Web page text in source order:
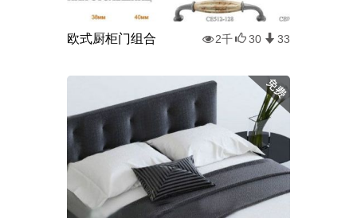
欧式厨柜门组合 2千 30 33